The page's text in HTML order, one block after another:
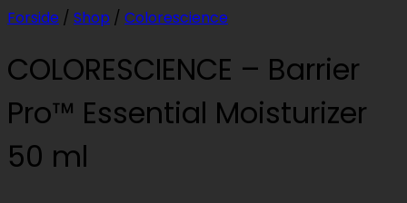
Forside / Shop / Colorescience
COLORESCIENCE – Barrier
Pro™ Essential Moisturizer
50 ml